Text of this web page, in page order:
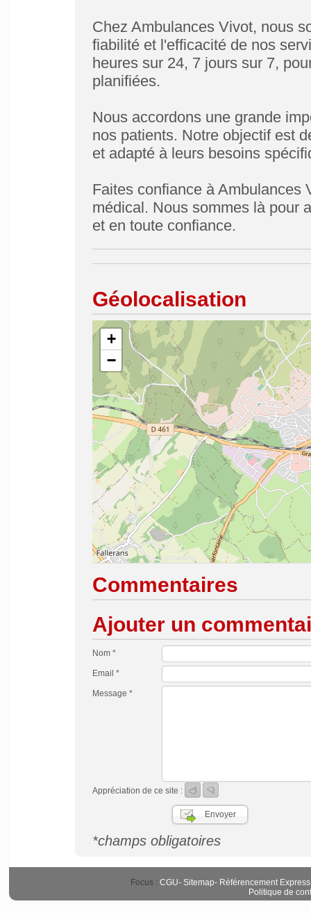
Chez Ambulances Vivot, nous
fiabilité et l'efficacité de nos
heures sur 24, 7 jours sur 7,
planifiées.
Nous accordons une grande
nos patients. Notre objectif est
et adapté à leurs besoins
Faites confiance à Ambulances
médical. Nous sommes là pour
et en toute confiance.
Géolocalisation
+
−
Commentaires
Ajouter un
Nom *
Email *
Message *
Appréciation de ce site :
*champs obligatoires
Focus : CGU- Sitemap- Référencement Express
Politique de